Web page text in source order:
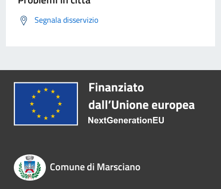
Segnala disservizio
Comune di Marsciano